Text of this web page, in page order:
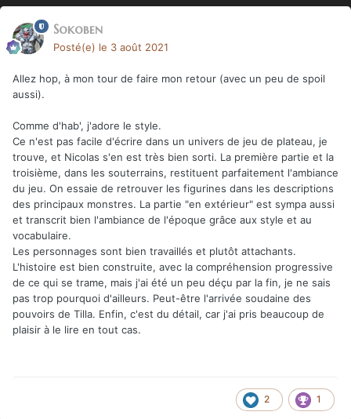
Sokoben
Posté(e) le 3 août 2021
Allez hop, à mon tour de faire mon retour (avec un peu de spoil
aussi).
Comme d'hab', j'adore le style.
Ce n'est pas facile d'écrire dans un univers de jeu de plateau, je
trouve, et Nicolas s'en est très bien sorti. La première partie et la
troisième, dans les souterrains, restituent parfaitement l'ambiance
du jeu. On essaie de retrouver les figurines dans les descriptions
des principaux monstres. La partie "en extérieur" est sympa aussi
et transcrit bien l'ambiance de l'époque grâce aux style et au
vocabulaire.
Les personnages sont bien travaillés et plutôt attachants.
L'histoire est bien construite, avec la compréhension progressive
de ce qui se trame, mais j'ai été un peu déçu par la fin, je ne sais
pas trop pourquoi d'ailleurs. Peut-être l'arrivée soudaine des
pouvoirs de Tilla. Enfin, c'est du détail, car j'ai pris beaucoup de
plaisir à le lire en tout cas.
2 1